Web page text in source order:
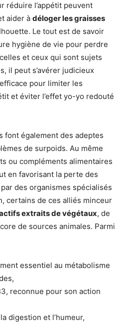
réduire l’appétit peuvent
aider à déloger les graisses
Le tout est de savoir
hygiène de vie pour perdre
et ceux qui sont sujets
il peut s’avérer judicieux
pour limiter les
et éviter l’effet yo-yo redouté
font également des adeptes
de surpoids. Au même
ou compléments alimentaires
en favorisant la perte des
des organismes spécialisés
certains de ces alliés minceur
extraits de végétaux, de
de sources animales. Parmi
essentiel au métabolisme
reconnue pour son action
digestion et l’humeur,